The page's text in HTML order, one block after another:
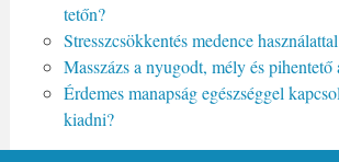
tetőn?
Stresszcsökkentés medence használattal
Masszázs a nyugodt, mély és pihentető
Érdemes manapság egészséggel
kiadni?